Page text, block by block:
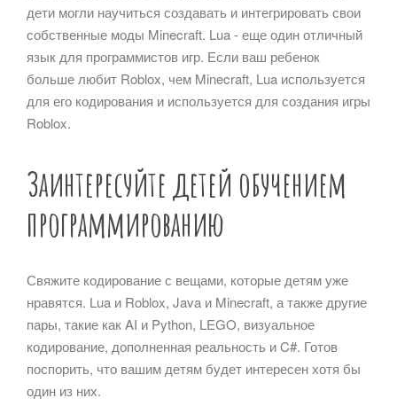
дети могли научиться создавать и интегрировать свои
собственные моды Minecraft. Lua - еще один отличный
язык для программистов игр. Если ваш ребенок
больше любит Roblox, чем Minecraft, Lua используется
для его кодирования и используется для создания игры
Roblox.
Заинтересуйте детей обучением
программированию
Свяжите кодирование с вещами, которые детям уже
нравятся. Lua и Roblox, Java и Minecraft, а также другие
пары, такие как AI и Python, LEGO, визуальное
кодирование, дополненная реальность и C#. Готов
поспорить, что вашим детям будет интересен хотя бы
один из них.